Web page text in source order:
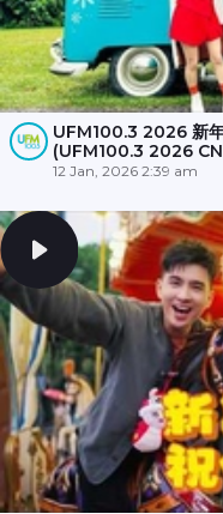
UFM100.3 2026 新
(UFM100.3 2026
12 Jan, 2026 2:39 am